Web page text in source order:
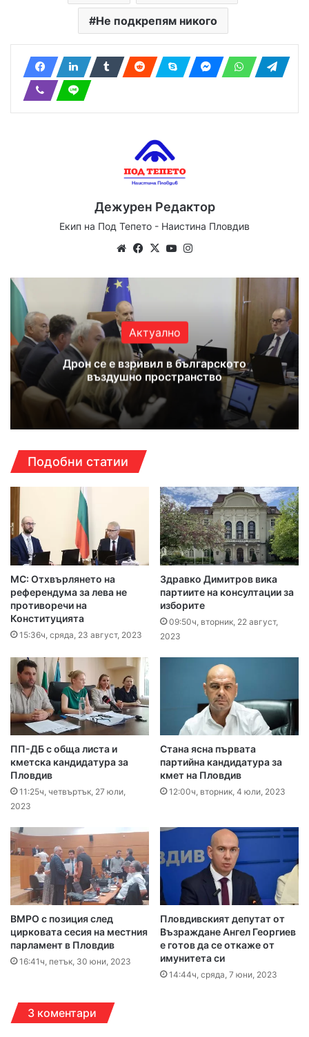
Не подкрепям никого
Дежурен Редактор
Екип на Под Тепето - Наистина Пловдив
WebsiteFacebook
X YouTube
Актуално
Дрон се е взривил в българското
въздушно пространство
Подобни статии
МС: Отхвърлянето на
референдума за лева не
противоречи на
Конституцията
15:36ч, сряда, 23 август, 2023
Здравко Димитров вика
партиите на консултации за
изборите
09:50ч, вторник, 22 август,
2023
ПП-ДБ с обща листа и
кметска кандидатура за
Пловдив
11:25ч, четвъртък, 27 юли,
2023
Стана ясна първата
партийна кандидатура за
кмет на Пловдив
12:00ч, вторник, 4 юли, 2023
ВМРО с позиция след
цирковата сесия на местния
парламент в Пловдив
16:41ч, петък, 30 юни, 2023
Пловдивският депутат от
Възраждане Ангел Георгиев
е готов да се откаже от
имунитета си
14:44ч, сряда, 7 юни, 2023
3 коментари